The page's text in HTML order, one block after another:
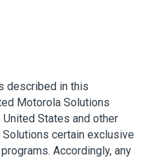
described in this
Motorola Solutions
States and other
certain exclusive
Accordingly, any